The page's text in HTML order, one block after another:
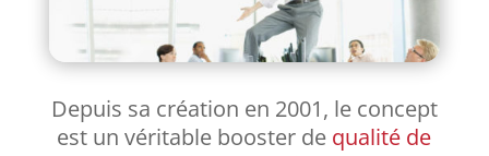
Depuis sa création en 2001, le concept
est un véritable booster de qualité de